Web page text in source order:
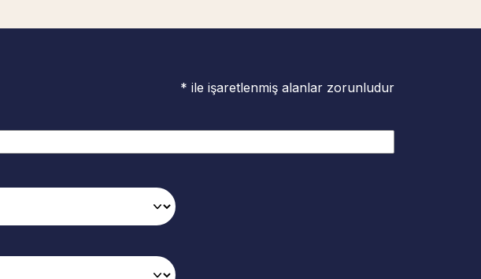
* ile işaretlenmiş alanlar zorunludur